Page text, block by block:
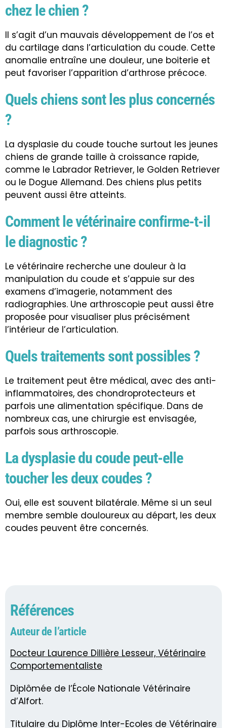
chez le chien ?
Il s’agit d’un mauvais développement de l’os et
du cartilage dans l’articulation du coude. Cette
anomalie entraîne une douleur, une boiterie et
peut favoriser l’apparition d’arthrose précoce.
Quels chiens sont les plus concernés
?
La dysplasie du coude touche surtout les jeunes
chiens de grande taille à croissance rapide,
comme le Labrador Retriever, le Golden Retriever
ou le Dogue Allemand. Des chiens plus petits
peuvent aussi être atteints.
Comment le vétérinaire confirme-t-il
le diagnostic ?
Le vétérinaire recherche une douleur à la
manipulation du coude et s’appuie sur des
examens d’imagerie, notamment des
radiographies. Une arthroscopie peut aussi être
proposée pour visualiser plus précisément
l’intérieur de l’articulation.
Quels traitements sont possibles ?
Le traitement peut être médical, avec des anti-
inflammatoires, des chondroprotecteurs et
parfois une alimentation spécifique. Dans de
nombreux cas, une chirurgie est envisagée,
parfois sous arthroscopie.
La dysplasie du coude peut-elle
toucher les deux coudes ?
Oui, elle est souvent bilatérale. Même si un seul
membre semble douloureux au départ, les deux
coudes peuvent être concernés.
Références
Auteur de l’article
Docteur Laurence Dillière Lesseur, Vétérinaire
Comportementaliste
Diplômée de l’École Nationale Vétérinaire
d’Alfort.
Titulaire du Diplôme Inter-Ecoles de Vétérinaire